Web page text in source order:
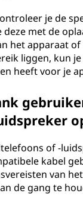
je de
met de
het apparaat
liggen, kun
heeft voor je
of -
kabel
van
de gang te